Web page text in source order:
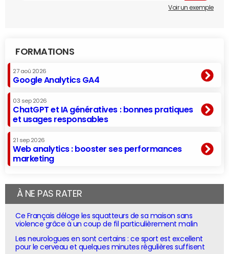
Voir un exemple
FORMATIONS
27 aoû 2026
Google Analytics GA4
03 sep 2026
ChatGPT et IA génératives : bonnes pratiques
et usages responsables
21 sep 2026
Web analytics : booster ses performances
marketing
À NE PAS RATER
Ce Français déloge les squatteurs de sa maison sans
violence grâce à un coup de fil particulièrement malin
Les neurologues en sont certains : ce sport est excellent
pour le cerveau et quelques minutes régulières suffisent